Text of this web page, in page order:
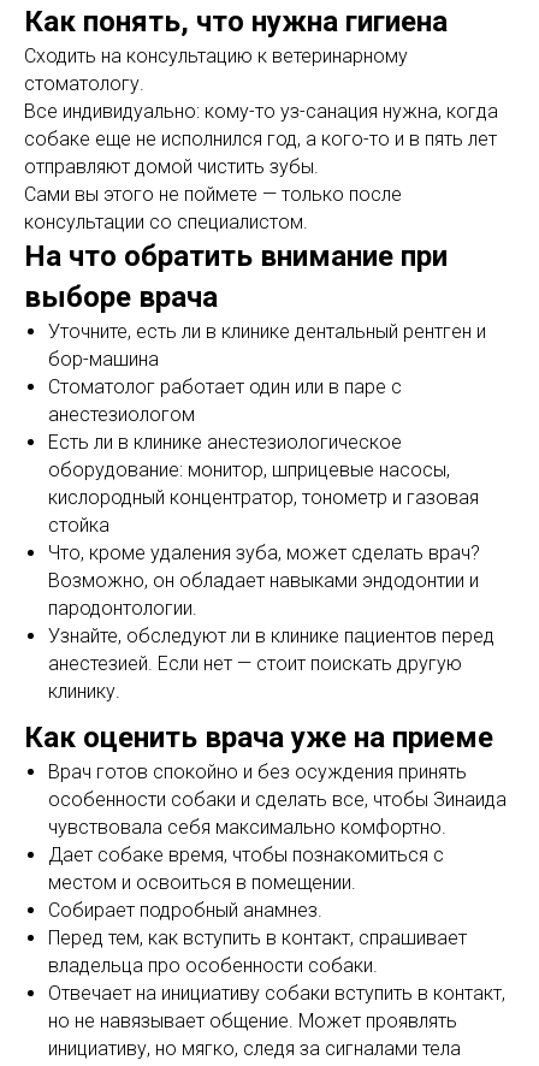
Как понять, что нужна гигиена
Сходить на консультацию к ветеринарному
стоматологу.
Все индивидуально: кому-то уз-санация нужна, когда
собаке еще не исполнился год, а кого-то и в пять лет
отправляют домой чистить зубы.
Сами вы этого не поймете — только после
консультации со специалистом.
На что обратить внимание при
выборе врача
Уточните, есть ли в клинике дентальный рентген и
бор-машина
Стоматолог работает один или в паре с
анестезиологом
Есть ли в клинике анестезиологическое
оборудование: монитор, шприцевые насосы,
кислородный концентратор, тонометр и газовая
стойка
Что, кроме удаления зуба, может сделать врач?
Возможно, он обладает навыками эндодонтии и
пародонтологии.
Узнайте, обследуют ли в клинике пациентов перед
анестезией. Если нет — стоит поискать другую
клинику.
Как оценить врача уже на приеме
Врач готов спокойно и без осуждения принять
особенности собаки и сделать все, чтобы Зинаида
чувствовала себя максимально комфортно.
Дает собаке время, чтобы познакомиться с
местом и освоиться в помещении.
Собирает подробный анамнез.
Перед тем, как вступить в контакт, спрашивает
владельца про особенности собаки.
Отвечает на инициативу собаки вступить в контакт,
но не навязывает общение. Может проявлять
инициативу, но мягко, следя за сигналами тела